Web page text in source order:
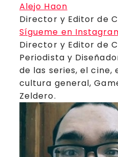
Alejo Haon
Director y Editor de
Sígueme en
Director y Editor de
Periodista y
de las series, el
cultura general,
Zeldero.